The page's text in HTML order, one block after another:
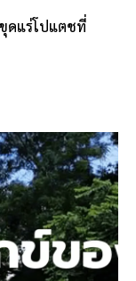
ดแร่โปแตชที่